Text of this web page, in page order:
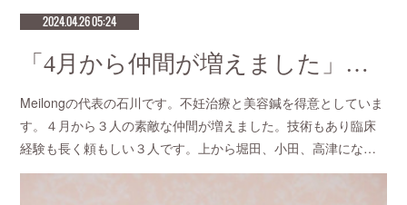
2024.04.26 05:24
「4月から仲間が増えました」恵比寿で口コミNo.1美容鍼灸ならmeilong
Meilongの代表の石川です。不妊治療と美容鍼を得意としていま
す。４月から３人の素敵な仲間が増えました。技術もあり臨床
経験も長く頼もしい３人です。上から堀田、小田、高津にな…